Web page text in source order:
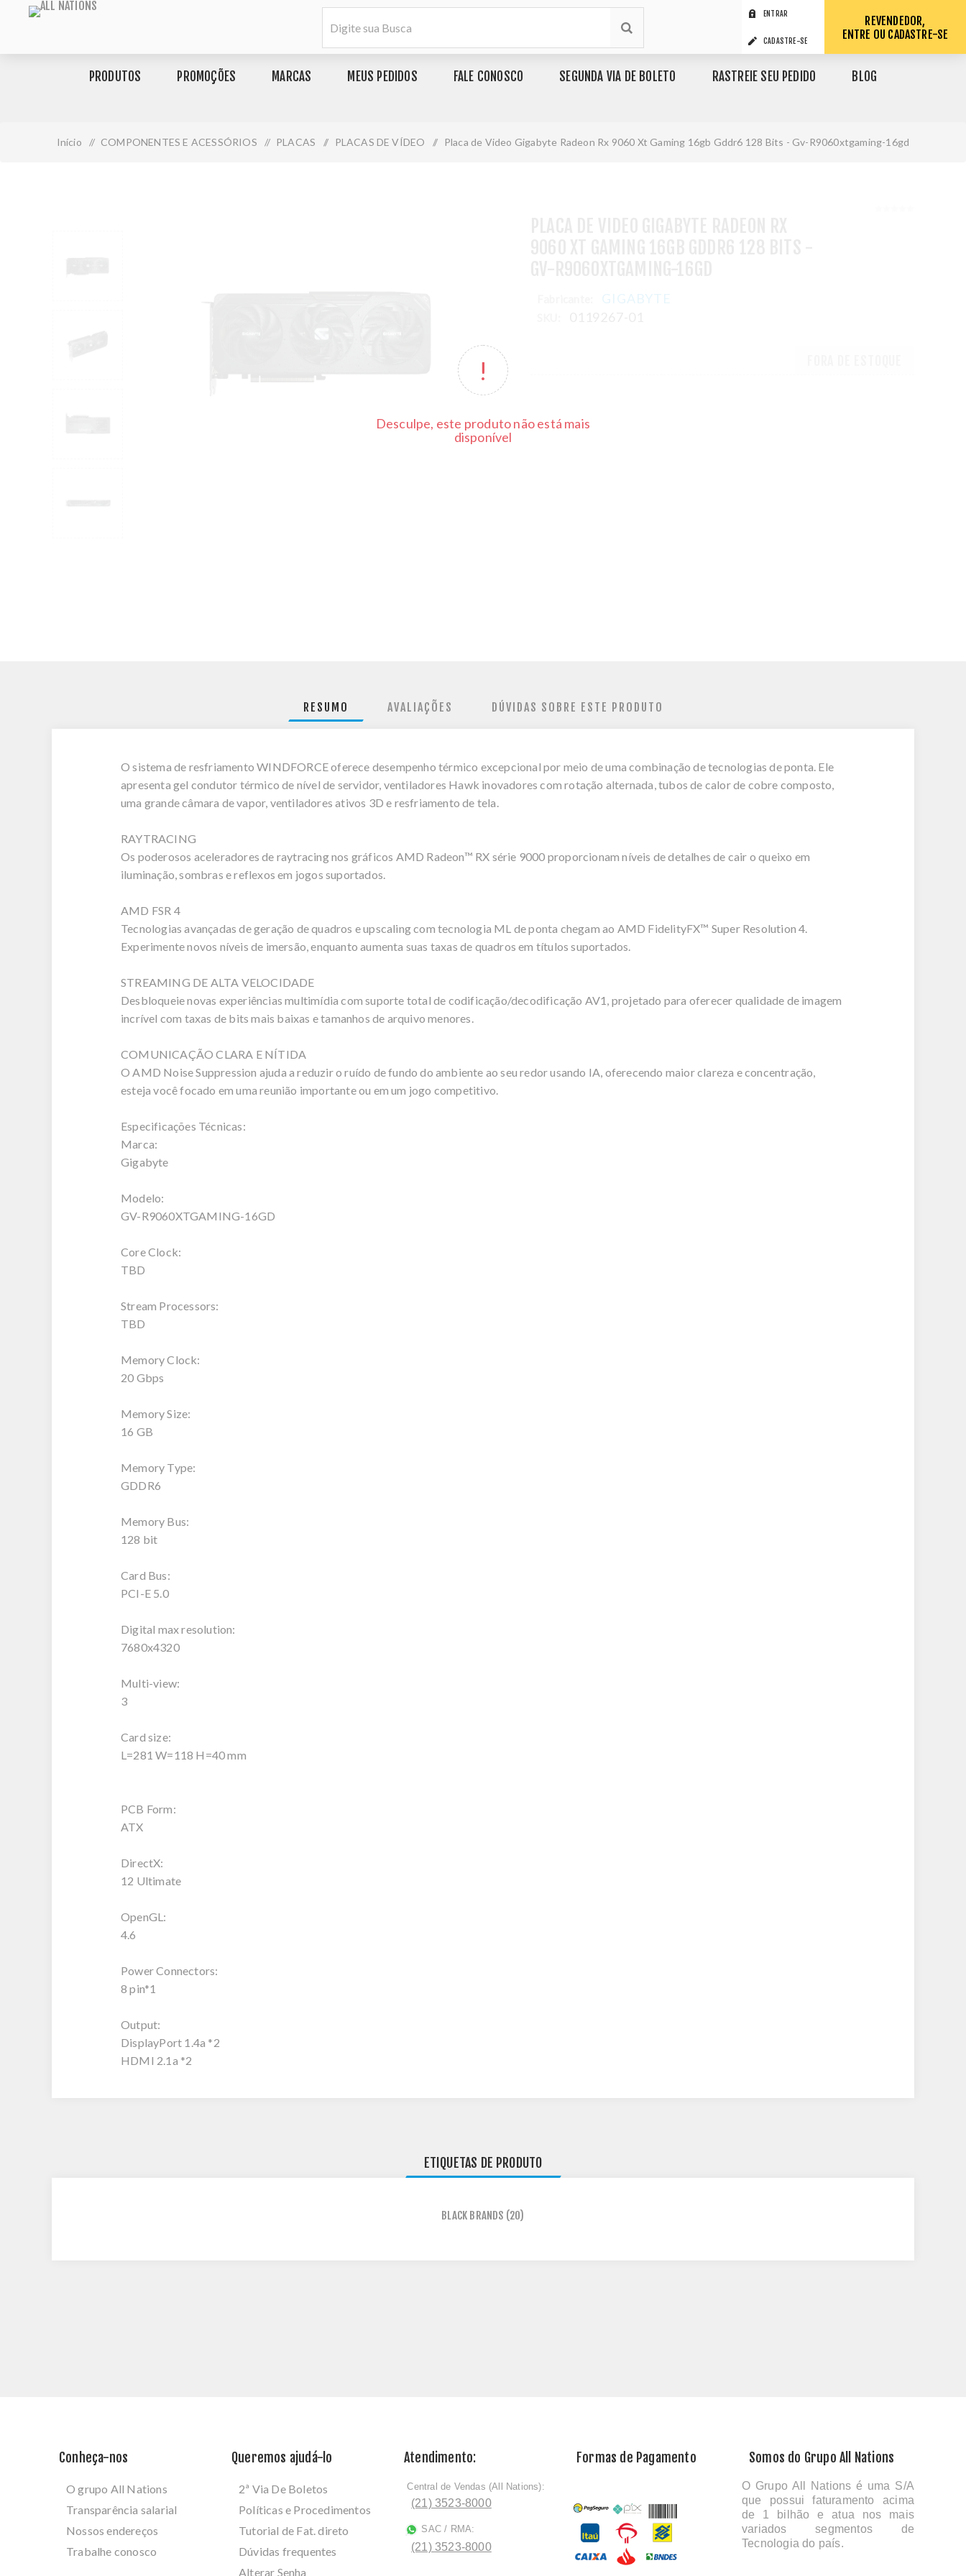
ENTRAR
CADASTRE-SE
REVENDEDOR,
ENTRE OU CADASTRE-SE
PRODUTOS PROMOÇÕES MARCAS MEUS PEDIDOS FALE CONOSCO SEGUNDA VIA DE BOLETO RASTREIE SEU PEDIDO BLOG
Início / COMPONENTES E ACESSÓRIOS / PLACAS / PLACAS DE VÍDEO / Placa de Video Gigabyte Radeon Rx 9060 Xt Gaming 16gb Gddr6 128 Bits - Gv-R9060xtgaming-16gd
Desculpe, este produto não está mais
disponível
GIGABYTE
RESUMO AVALIAÇÕES DÚVIDAS SOBRE ESTE PRODUTO
O sistema de resfriamento WINDFORCE oferece desempenho térmico excepcional por meio de uma combinação de tecnologias de ponta. Ele
apresenta gel condutor térmico de nível de servidor, ventiladores Hawk inovadores com rotação alternada, tubos de calor de cobre composto,
uma grande câmara de vapor, ventiladores ativos 3D e resfriamento de tela.
RAYTRACING
Os poderosos aceleradores de raytracing nos gráficos AMD Radeon™ RX série 9000 proporcionam níveis de detalhes de cair o queixo em
iluminação, sombras e reflexos em jogos suportados.
AMD FSR 4
Tecnologias avançadas de geração de quadros e upscaling com tecnologia ML de ponta chegam ao AMD FidelityFX™ Super Resolution 4.
Experimente novos níveis de imersão, enquanto aumenta suas taxas de quadros em títulos suportados.
STREAMING DE ALTA VELOCIDADE
Desbloqueie novas experiências multimídia com suporte total de codificação/decodificação AV1, projetado para oferecer qualidade de imagem
incrível com taxas de bits mais baixas e tamanhos de arquivo menores.
COMUNICAÇÃO CLARA E NÍTIDA
O AMD Noise Suppression ajuda a reduzir o ruído de fundo do ambiente ao seu redor usando IA, oferecendo maior clareza e concentração,
esteja você focado em uma reunião importante ou em um jogo competitivo.
Especificações Técnicas:
Marca:
Gigabyte
Modelo:
GV-R9060XTGAMING-16GD
Core Clock:
TBD
Stream Processors:
TBD
Memory Clock:
20 Gbps
Memory Size:
16 GB
Memory Type:
GDDR6
Memory Bus:
128 bit
Card Bus:
PCI-E 5.0
Digital max resolution:
7680x4320
Multi-view:
3
Card size:
L=281 W=118 H=40 mm
PCB Form:
ATX
DirectX:
12 Ultimate
OpenGL:
4.6
Power Connectors:
8 pin*1
Output:
DisplayPort 1.4a *2
HDMI 2.1a *2
ETIQUETAS DE PRODUTO
BLACK BRANDS (20)
Conheça-nos
O grupo All Nations
Transparência salarial
Nossos endereços
Trabalhe conosco
Queremos ajudá-lo
2ª Via De Boletos
Políticas e Procedimentos
Tutorial de Fat. direto
Dúvidas frequentes
Alterar Senha
Atendimento:
ﾠCentral de Vendas (All Nations):
(21) 3523-8000
SAC / RMA:
(21) 3523-8000
Formas de Pagamento Somos do Grupo All Nations
O Grupo All Nations é uma S/A
que possui faturamento acima
de 1 bilhão e atua nos mais
variados segmentos de
Tecnologia do país.